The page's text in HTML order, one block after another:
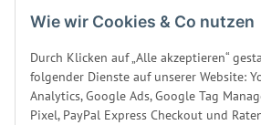
Wie wir Cookies & Co nutzen
Durch Klicken auf „Alle akzeptieren“
folgender Dienste auf unserer Website:
Analytics, Google Ads, Google Tag
Pixel, PayPal Express Checkout und
Holzöfen ZKIP-10 /
Produktsicherheit
Sofort verfügbar
Lieferstatus: wird beim Hersteller